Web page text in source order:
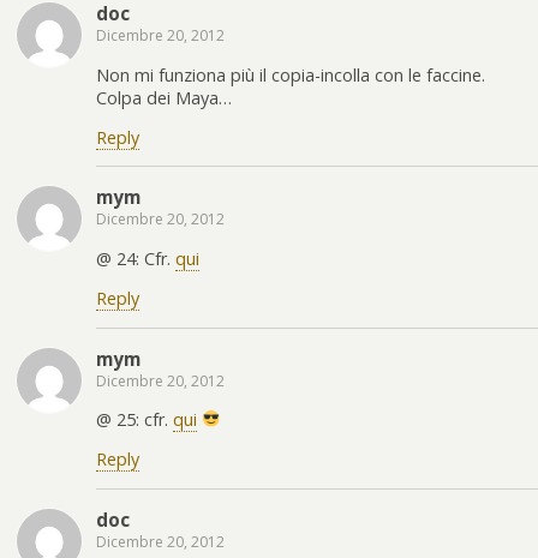
doc
Dicembre 20, 2012
Non mi funziona più il copia-incolla con le faccine.
Colpa dei Maya…
Reply
mym
Dicembre 20, 2012
@ 24: Cfr. qui
Reply
mym
Dicembre 20, 2012
@ 25: cfr. qui
Reply
doc
Dicembre 20, 2012